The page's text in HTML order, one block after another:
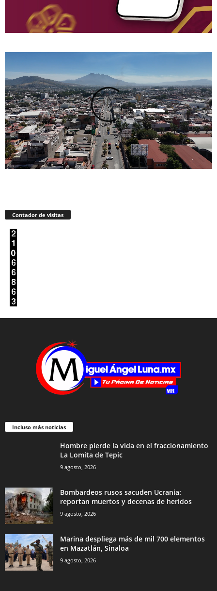
Contador de visitas
Incluso más noticias
Hombre pierde la vida en el fraccionamiento
La Lomita de Tepic
9 agosto, 2026
Bombardeos rusos sacuden Ucrania:
reportan muertos y decenas de heridos
9 agosto, 2026
Marina despliega más de mil 700 elementos
en Mazatlán, Sinaloa
9 agosto, 2026